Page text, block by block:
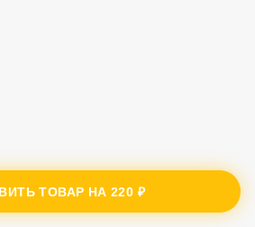
ТОВАР НА220 ₽